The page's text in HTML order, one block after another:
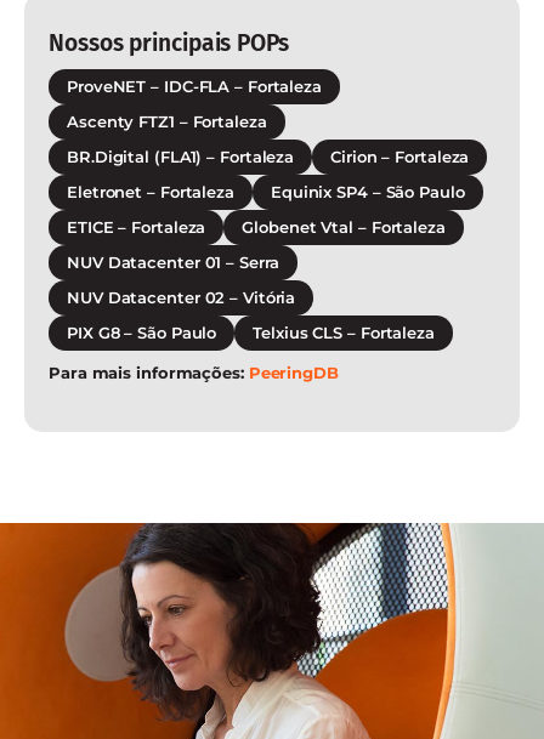
Nossos principais POPs
ProveNET – IDC-FLA – Fortaleza
Ascenty FTZ1 – Fortaleza
BR.Digital (FLA1) – Fortaleza
Cirion – Fortaleza
Eletronet – Fortaleza
Equinix SP4 – São Paulo
ETICE – Fortaleza
Globenet Vtal – Fortaleza
NUV Datacenter 01 – Serra
NUV Datacenter 02 – Vitória
PIX G8 – São Paulo
Telxius CLS – Fortaleza
Para mais informações: PeeringDB